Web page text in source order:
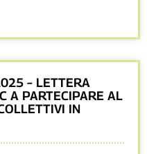
– LETTERA
A PARTECIPARE AL
IN